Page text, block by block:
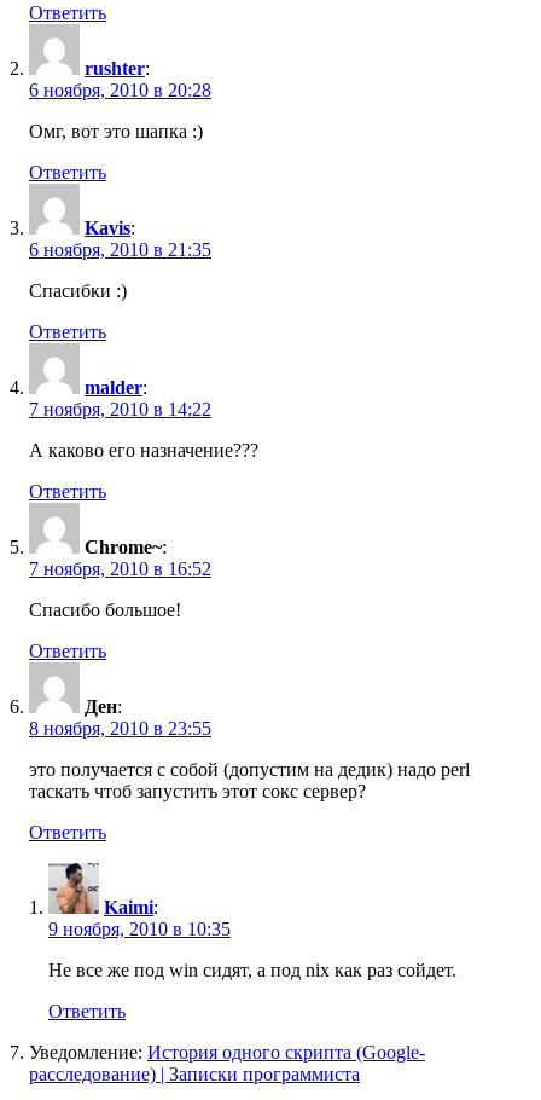
Ответить
rushter:
6 ноября, 2010 в 20:28
Омг, вот это шапка :)
Ответить
Kavis:
6 ноября, 2010 в 21:35
Спасибки :)
Ответить
malder:
7 ноября, 2010 в 14:22
А каково его назначение???
Ответить
Chrome~:
7 ноября, 2010 в 16:52
Спасибо большое!
Ответить
Ден:
8 ноября, 2010 в 23:55
это получается с собой (допустим на дедик) надо perl
таскать чтоб запустить этот сокс сервер?
Ответить
Kaimi:
9 ноября, 2010 в 10:35
Не все же под win сидят, а под nix как раз сойдет.
Ответить
Уведомление: История одного скрипта (Google-
расследование) | Записки программиста